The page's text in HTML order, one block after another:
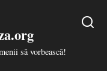
să vorbească!